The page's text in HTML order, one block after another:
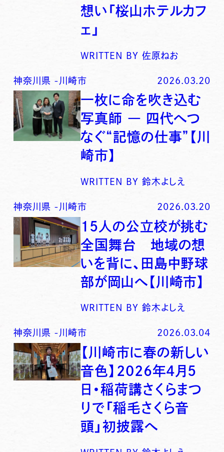
想い「桜山ホテルカフ
ェ」
WRITTEN BY 佐原ねお
神奈川県 - 川崎市 2026.03.20
一枚に命を吹き込む
写真師 ― 四代へつ
なぐ“記憶の仕事”【川
崎市】
WRITTEN BY 鈴木よしえ
神奈川県 - 川崎市 2026.03.20
15人の公立校が挑む
全国舞台 地域の想
いを背に、田島中野球
部が岡山へ【川崎市】
WRITTEN BY 鈴木よしえ
神奈川県 - 川崎市 2026.03.04
【川崎市に春の新しい
音色】2026年4月5
日・稲荷講さくらまつ
りで「稲毛さくら音
頭」初披露へ